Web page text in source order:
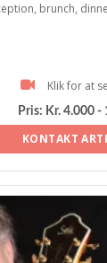
brunch,
Klik for at
Pris: Kr. 4.000 -
KONTAKT